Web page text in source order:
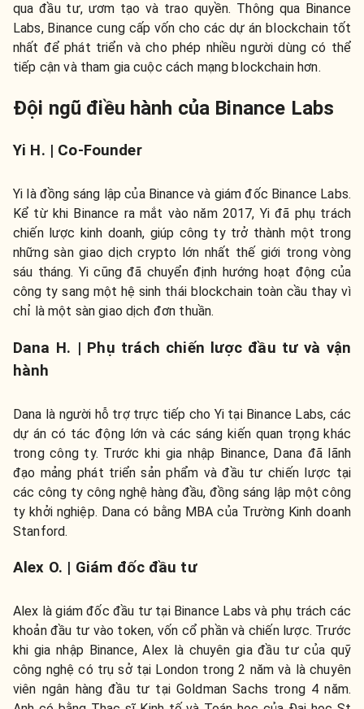
qua đầu tư, ươm tạo và trao quyền. Thông qua Binance
Labs, Binance cung cấp vốn cho các dự án blockchain tốt
nhất để phát triển và cho phép nhiều người dùng có thể
tiếp cận và tham gia cuộc cách mạng blockchain hơn.
Đội ngũ điều hành của Binance Labs
Yi H. | Co-Founder
Yi là đồng sáng lập của Binance và giám đốc Binance Labs.
Kể từ khi Binance ra mắt vào năm 2017, Yi đã phụ trách
chiến lược kinh doanh, giúp công ty trở thành một trong
những sàn giao dịch crypto lớn nhất thế giới trong vòng
sáu tháng. Yi cũng đã chuyển định hướng hoạt động của
công ty sang một hệ sinh thái blockchain toàn cầu thay vì
chỉ là một sàn giao dịch đơn thuần.
Dana H. | Phụ trách chiến lược đầu tư và vận
hành
Dana là người hỗ trợ trực tiếp cho Yi tại Binance Labs, các
dự án có tác động lớn và các sáng kiến quan trọng khác
trong công ty. Trước khi gia nhập Binance, Dana đã lãnh
đạo mảng phát triển sản phẩm và đầu tư chiến lược tại
các công ty công nghệ hàng đầu, đồng sáng lập một công
ty khởi nghiệp. Dana có bằng MBA của Trường Kinh doanh
Stanford.
Alex O. | Giám đốc đầu tư
Alex là giám đốc đầu tư tại Binance Labs và phụ trách các
khoản đầu tư vào token, vốn cổ phần và chiến lược. Trước
khi gia nhập Binance, Alex là chuyên gia đầu tư của quỹ
công nghệ có trụ sở tại London trong 2 năm và là chuyên
viên ngân hàng đầu tư tại Goldman Sachs trong 4 năm.